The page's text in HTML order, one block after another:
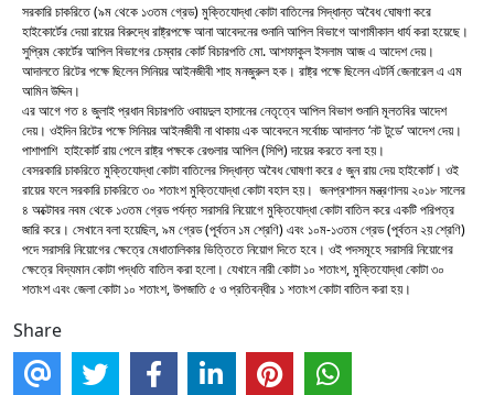
সরকারি চাকরিতে (৯ম থেকে ১৩তম গ্রেড) মুক্তিযোদ্ধা কোটা বাতিলের সিদ্ধান্ত অবৈধ ঘোষণা করে
হাইকোর্টের দেয়া রায়ের বিরুদ্ধে রাষ্ট্রপক্ষে আনা আবেদনের শুনানি আপিল বিভাগে আগামীকাল ধার্য করা হয়েছে।
সুপ্রিম কোর্টের আপিল বিভাগের চেম্বার কোর্ট বিচারপতি মো. আশফাকুল ইসলাম আজ এ আদেশ দেয়।
আদালতে রিটের পক্ষে ছিলেন সিনিয়র আইনজীবী শাহ মনজুরুল হক। রাষ্ট্র পক্ষে ছিলেন এটর্নি জেনারেল এ এম
আমিন উদ্দিন।
এর আগে গত ৪ জুলাই প্রধান বিচারপতি ওবায়দুল হাসানের নেতৃত্বে আপিল বিভাগ শুনানি মূলতবির আদেশ
দেয়। ওইদিন রিটের পক্ষে সিনিয়র আইনজীবী না থাকায় এক আবেদনে সর্বোচ্চ আদালত ‘নট টুডে’ আদেশ দেয়।
পাশাপাশি হাইকোর্ট রায় পেলে রাষ্ট্র পক্ষকে রেগুলার আপিল (সিপি) দায়ের করতে বলা হয়।
বেসরকারি চাকরিতে মুক্তিযোদ্ধা কোটা বাতিলের সিদ্ধান্ত অবৈধ ঘোষণা করে ৫ জুন রায় দেয় হাইকোর্ট। ওই
রায়ের ফলে সরকারি চাকরিতে ৩০ শতাংশ মুক্তিযোদ্ধা কোটা বহাল হয়। জনপ্রশাসন মন্ত্রণালয় ২০১৮ সালের
৪ অক্টোবর নবম থেকে ১৩তম গ্রেড পর্যন্ত সরাসরি নিয়োগে মুক্তিযোদ্ধা কোটা বাতিল করে একটি পরিপত্র
জারি করে। সেখানে বলা হয়েছিল, ৯ম গ্রেড (পূর্বতন ১ম শ্রেণি) এবং ১০ম-১৩তম গ্রেড (পূর্বতন ২য় শ্রেণি)
পদে সরাসরি নিয়োগের ক্ষেত্রে মেধাতালিকার ভিত্তিতে নিয়োগ দিতে হবে। ওই পদসমূহে সরাসরি নিয়োগের
ক্ষেত্রে বিদ্যমান কোটা পদ্ধতি বাতিল করা হলো। যেখানে নারী কোটা ১০ শতাংশ, মুক্তিযোদ্ধা কোটা ৩০
শতাংশ এবং জেলা কোটা ১০ শতাংশ, উপজাতি ৫ ও প্রতিবন্ধীর ১ শতাংশ কোটা বাতিল করা হয়।
Share